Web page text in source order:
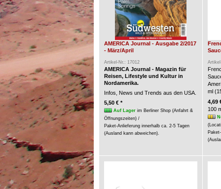
AMERICA Journal - Ausgabe 2/2017
- März/April
Artikel-Nr.: 17012
AMERICA Journal - Magazin für
Reisen, Lifestyle und Kultur in
Nordamerika.
Infos, News und Trends aus den USA.
5,50 € *
Auf Lagerim Berliner Shop (Anfahrt &
Öffnungszeiten) /
Paket-Anlieferung innerhalb ca. 2-5 Tagen
(Ausland kann abweichen).
ml
4,69
100